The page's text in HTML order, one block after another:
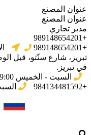
عنوان المصنع
عنوان المصنع
مدير تجاري
+989148654201
+989148654201
تبریز، شارع سنّتو، قبل
في تبریز.
السبت - الخميس 09:00 - 21:00
+984134481592
السبت